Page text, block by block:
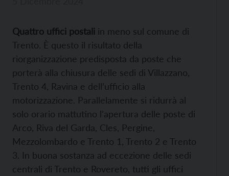
Quattro uffici postali in meno sul comune di
Trento. È questo il risultato della
riorganizzazione predisposta da poste che
porterà alla chiusura delle sedi di Villazzano,
Trento 4, Ravina e dell’ufficio alla
motorizzazione. Parallelamente si ridurrà al
solo orario mattutino l’apertura delle poste di
Arco, Riva del Garda, Cles, Pergine,
Mezzolombardo e Trento 1, Trento 2 e Trento
3. In buona sostanza ad eccezione delle sedi
centrali di Trento e Rovereto, tutti gli uffici